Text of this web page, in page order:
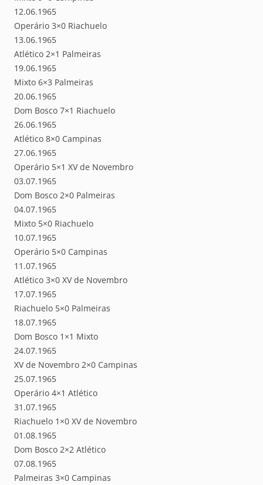
12.06.1965
Operário 3×0 Riachuelo
13.06.1965
Atlético 2×1 Palmeiras
19.06.1965
Mixto 6×3 Palmeiras
20.06.1965
Dom Bosco 7×1 Riachuelo
26.06.1965
Atlético 8×0 Campinas
27.06.1965
Operário 5×1 XV de Novembro
03.07.1965
Dom Bosco 2×0 Palmeiras
04.07.1965
Mixto 5×0 Riachuelo
10.07.1965
Operário 5×0 Campinas
11.07.1965
Atlético 3×0 XV de Novembro
17.07.1965
Riachuelo 5×0 Palmeiras
18.07.1965
Dom Bosco 1×1 Mixto
24.07.1965
XV de Novembro 2×0 Campinas
25.07.1965
Operário 4×1 Atlético
31.07.1965
Riachuelo 1×0 XV de Novembro
01.08.1965
Dom Bosco 2×2 Atlético
07.08.1965
Palmeiras 3×0 Campinas